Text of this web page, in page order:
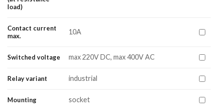
load)
Contact current
max.
10A
Switched voltage max 220V DC, max 400V AC
Relay variant industrial
Mounting socket